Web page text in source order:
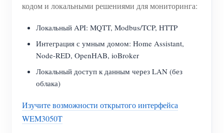
кодом и локальными решениями для мониторинга:
Локальный API: MQTT, Modbus/TCP, HTTP
Интеграция с умным домом: Home Assistant,
Node-RED, OpenHAB, ioBroker
Локальный доступ к данным через LAN (без
облака)
Изучите возможности открытого интерфейса
WEM3050T